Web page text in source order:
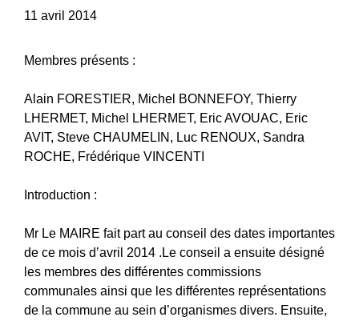
11 avril 2014
Membres présents :
Alain FORESTIER, Michel BONNEFOY, Thierry
LHERMET, Michel LHERMET, Eric AVOUAC, Eric
AVIT, Steve CHAUMELIN, Luc RENOUX, Sandra
ROCHE, Frédérique VINCENTI
Introduction :
Mr Le MAIRE fait part au conseil des dates importantes
de ce mois d’avril 2014 .Le conseil a ensuite désigné
les membres des différentes commissions
communales ainsi que les différentes représentations
de la commune au sein d’organismes divers. Ensuite,